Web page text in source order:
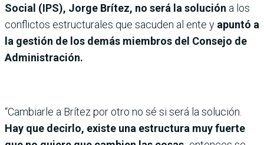
Social (IPS), Jorge Brítez, no será la solución a los
conflictos estructurales que sacuden al ente y apuntó a
la gestión de los demás miembros del Consejo de
Administración.
“Cambiarle a Brítez por otro no sé si será la solución.
Hay que decirlo, existe una estructura muy fuerte